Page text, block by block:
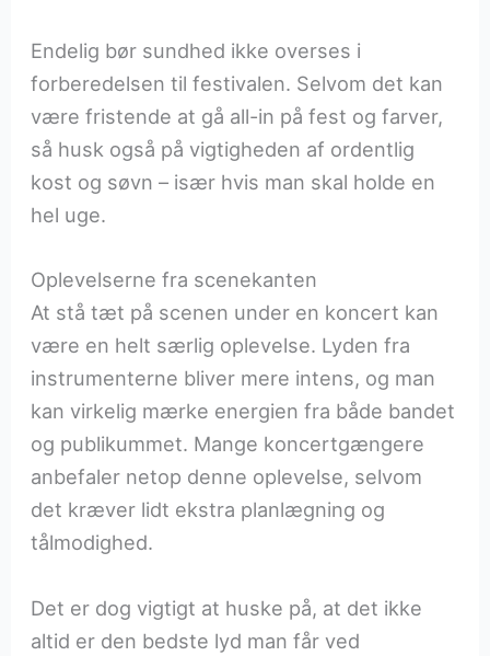
Endelig bør sundhed ikke overses i
forberedelsen til festivalen. Selvom det kan
være fristende at gå all-in på fest og farver,
så husk også på vigtigheden af ordentlig
kost og søvn – især hvis man skal holde en
hel uge.
Oplevelserne fra scenekanten
At stå tæt på scenen under en koncert kan
være en helt særlig oplevelse. Lyden fra
instrumenterne bliver mere intens, og man
kan virkelig mærke energien fra både bandet
og publikummet. Mange koncertgængere
anbefaler netop denne oplevelse, selvom
det kræver lidt ekstra planlægning og
tålmodighed.
Det er dog vigtigt at huske på, at det ikke
altid er den bedste lyd man får ved